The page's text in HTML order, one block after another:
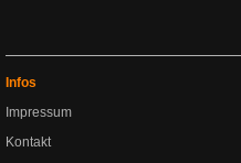
Infos
Impressum
Kontakt